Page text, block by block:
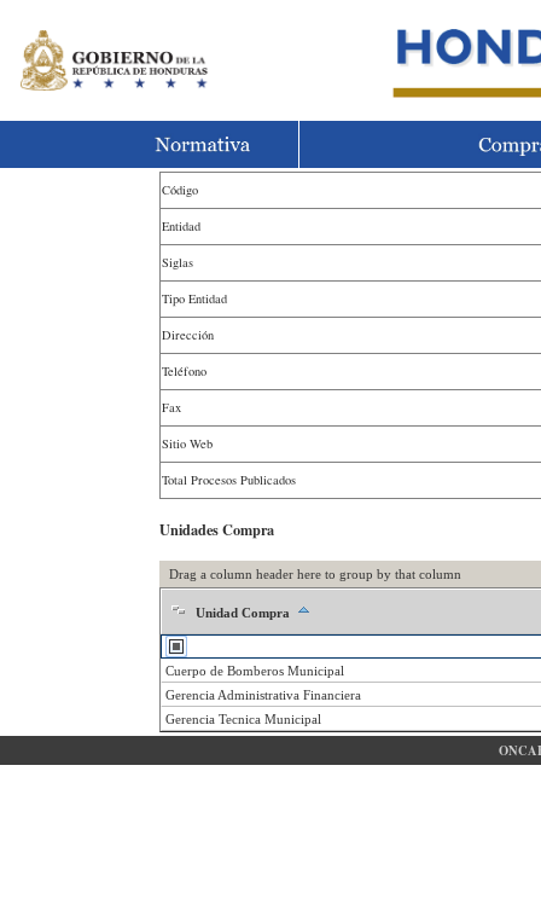
Código
Entidad
Siglas
Tipo Entidad
Dirección
Teléfono
Fax
Sitio Web
Total Procesos Publicados
Unidades Compra
Drag a column header here to group by that column
Unidad Compra
Cuerpo de Bomberos Municipal
Gerencia Administrativa Financiera
Gerencia Tecnica Municipal